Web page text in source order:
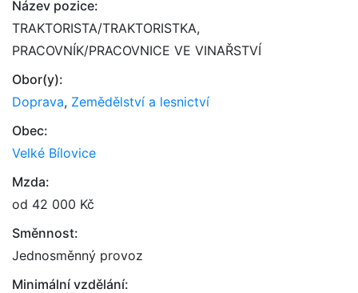
Název pozice:
TRAKTORISTA/TRAKTORISTKA,
PRACOVNÍK/PRACOVNICE VE VINAŘSTVÍ
Obor(y):
Doprava, Zemědělství a lesnictví
Obec:
Velké Bílovice
Mzda:
od 42 000 Kč
Směnnost:
Jednosměnný provoz
Minimální vzdělání: